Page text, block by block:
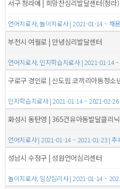
서구 청라에 | 희망찬심리발달센터(청라)
언어치료사, 놀이치료사 | 2021-01-14 ~ 채
부천시 여월로 | 안녕심리발달센터
언어치료사, 인지학습치료사 | 2021-01-14
구로구 경인로 | 신도림 코끼리아동청소
인지학습치료사 | 2021-01-14 ~ 2021-02-
화성시 동탄영 | 365건유아동발달클리닉
언어치료사 | 2021-01-14 ~ 2021-01-23 | 추
성남시 수정구 | 성원언어심리센터
놀이치료사, 임상심리사 | 2021-01-14 ~